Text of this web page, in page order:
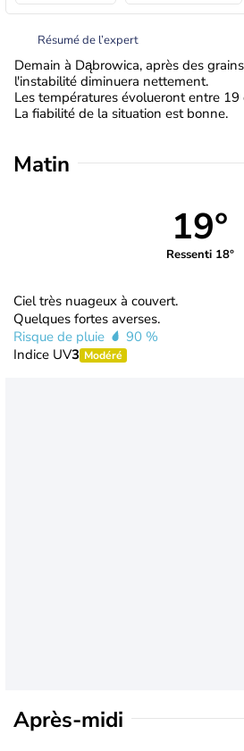
Résumé de l’expert
Demain à Dąbrowica, après des
l'instabilité diminuera nettement.
Les températures évolueront entre 19
La fiabilité de la situation est bonne.
Matin
19°
Ressenti 18°
Ciel très nuageux à couvert.
Quelques fortes averses.
Risque de pluie
90 %
Indice UV3 Modéré
Après-midi